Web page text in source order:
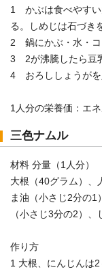
1 かぶは食べやすい
る。しめじは石づき
2 鍋にかぶ・水・コ
3 2が沸騰したら豆
4 おろししょうがを
1人分の栄養価：エ
三色ナムル
材料 分量（1人分）
大根（40グラム）、
ま油（小さじ2分の1
（小さじ3分の2）、
作り方
1 大根、にんじんは